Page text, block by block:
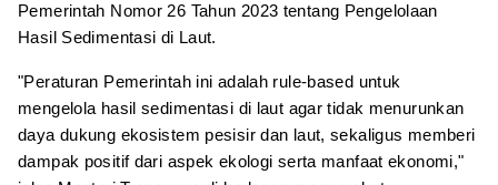
Pemerintah Nomor 26 Tahun 2023 tentang Pengelolaan
Hasil Sedimentasi di Laut.
"Peraturan Pemerintah ini adalah rule-based untuk
mengelola hasil sedimentasi di laut agar tidak menurunkan
daya dukung ekosistem pesisir dan laut, sekaligus memberi
dampak positif dari aspek ekologi serta manfaat ekonomi,"